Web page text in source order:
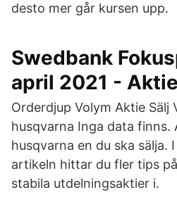
desto mer går kursen upp.
Swedbank
april 2021 -
Orderdjup Volym Aktie Sälj
husqvarna Inga data
husqvarna en du ska sälja.
artikeln hittar du fler tips
stabila utdelningsaktier i.